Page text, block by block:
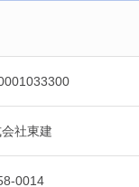
社東建
0014